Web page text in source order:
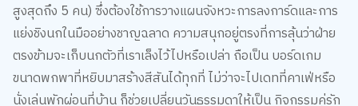
แย่งชิงนกในมืออย่างชาญฉลาด ความสนุกอยู่ตรงที่การลุ้นว่าฝ่าย
ตรงข้ามจะเก็บนกตัวที่เราเล็งไว้ไปหรือเปล่า ถือเป็น บอร์ดเกม
ขนาดพกพาที่หยิบมาสร้างสีสันได้ทุกที่ ไม่ว่าจะไปเดทที่คาเฟ่หรือ
นั่งเล่นพักผ่อนที่บ้าน ก็ช่วยเปลี่ยนวันธรรมดาให้เป็น กิจกรรมคู่รัก
วันหยุด ที่เพลิดเพลินได้ไม่ยากเลย